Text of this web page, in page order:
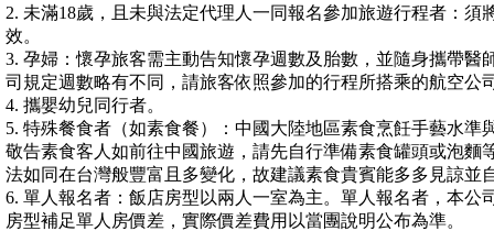
2. 未滿18歲，且未與法定代理人一同報名參加旅遊行程者：
效。
3. 孕婦：懷孕旅客需主動告知懷孕週數及胎數，並隨身攜帶
司規定週數略有不同，請旅客依照參加的行程所搭乘的航空公
4. 攜嬰幼兒同行者。
5. 特殊餐食者（如素食餐）：中國大陸地區素食烹飪手藝水
敬告素食客人如前往中國旅遊，請先自行準備素食罐頭或泡
法如同在台灣般豐富且多變化，故建議素食貴賓能多多見諒並
6. 單人報名者：飯店房型以兩人一室為主。單人報名者，本
房型補足單人房價差，實際價差費用以當團說明公布為準。